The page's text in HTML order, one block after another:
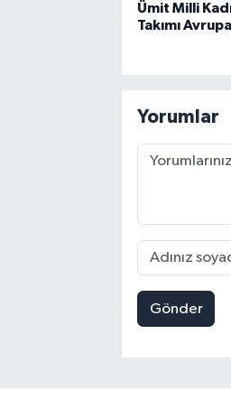
Ümit Milli
Takımı
Yorumlar
Gönder